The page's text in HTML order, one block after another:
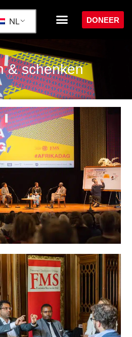
NL DONEER
& schenken